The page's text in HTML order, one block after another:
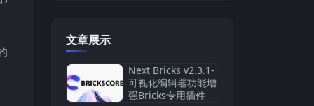
文章展示
Next Bricks v2.3.1-
可视化编辑器功能增
强Bricks专用插件